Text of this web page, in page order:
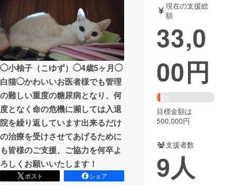
アート・写真
テクノロジー・ガジェット ゲーム・サ
映像・映画
ビジネス・起業 チャレンジ
まちづくり・地域活性化
CAMPFIRE for Social Good
CAMPFIRE Creation
CAMPFIREふるさと納税machi-ya コミュニティ
◯小柚子（こゆず）◯4歳5ヶ月◯
白猫◯かわいいお医者様でも管理
の難しい重度の糖尿病となり、何
度となく命の危機に瀕しては入退
院を繰り返しています出来るだけ
の治療を受けさせてあげるために
も皆様のご支援、ご協力を何卒よ
ろしくお願いいたします！
ポスト
シェア
現在の支援総
額
33,0
00円
6%
目標金額は
500,000円
支援者数
9人